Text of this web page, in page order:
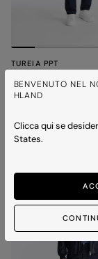
BENVENUTO NEL
HLAND
Clicca qui se
States.
TUREIA PPT
Nappaleder
Preis reduziert von
650,00 €